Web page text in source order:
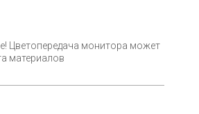
Цветопередача монитора может
материалов